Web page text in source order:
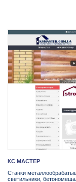
КС МАСТЕР
Станки
светильники,